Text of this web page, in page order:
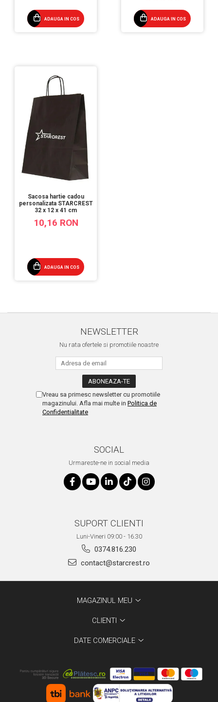
ADAUGA IN COS ADAUGA IN COS
Sacosa hartie cadou
personalizata STARCREST
32 x 12 x 41 cm
10,16 RON
ADAUGA IN COS
NEWSLETTER
Nu rata ofertele si promotiile noastre
Vreau sa primesc newsletter cu promotiile
magazinului. Afla mai multe in Politica de
Confidentialitate
SOCIAL
Urmareste-ne in social media
SUPORT CLIENTI
Luni-Vineri 09:00 - 16.30
0374.816.230
contact@starcrest.ro
MAGAZINUL MEU
CLIENTI
DATE COMERCIALE